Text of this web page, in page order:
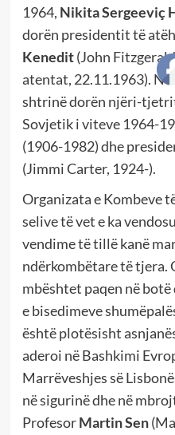
1964, Nikita Sergeeviç
dorën presidentit të
Kenedit(John
atentat, 22.11.1963).
shtrinë dorën njëri-
Sovjetik i viteve 1964-
(1906-1982) dhe
(Jimmi Carter, 1924-).
Organizata e Kombeve
selive të vet e ka
vendime të tillë kanë
ndërkombëtare të tjera.
mbështet paqen në
e bisedimeve
është plotësisht
aderoi në Bashkimi
Marrëveshjes së
në sigurinë dhe në
ProfesorMartin Sen